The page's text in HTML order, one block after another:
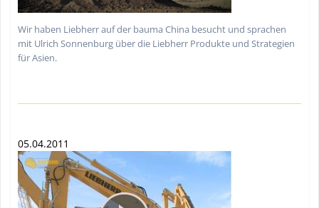
Wir haben Liebherr auf der bauma China besucht und sprachen
mit Ulrich Sonnenburg über die Liebherr Produkte und Strategien
für Asien.
05.04.2011